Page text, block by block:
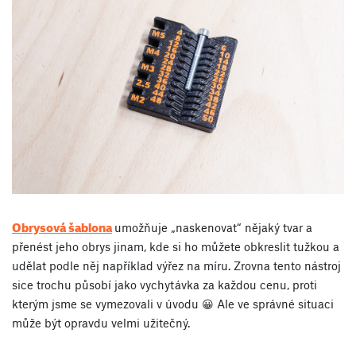
Obrysová šablona umožňuje „naskenovat“ nějaký tvar a
přenést jeho obrys jinam, kde si ho můžete obkreslit tužkou a
udělat podle něj například výřez na míru. Zrovna tento nástroj
sice trochu působí jako vychytávka za každou cenu, proti
kterým jsme se vymezovali v úvodu 😀 Ale ve správné situaci
může být opravdu velmi užitečný.